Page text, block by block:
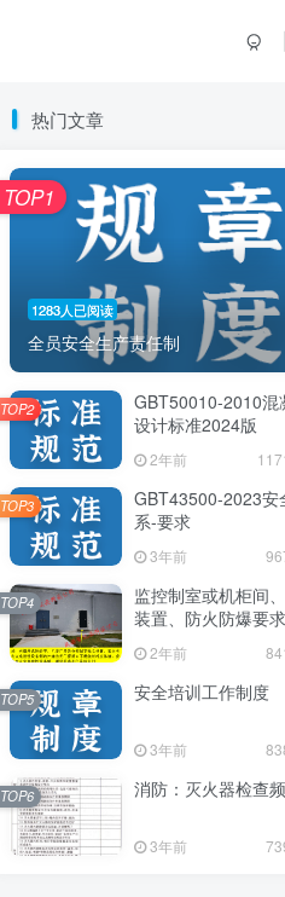
热门文章
1283人已阅读
全员安全生产责任制
TOP1
GBT50010-2010混
设计标准2024版
2年前
TOP2
GBT43500-2023安
系-要求
3年前
TOP3
监控制室或机柜间
装置、防火防爆要求
2年前
TOP4
安全培训工作制度
3年前
TOP5
消防：灭火器检查
3年前
TOP6
热门文章
1283人已阅读
全员安全生产责任制
TOP1
GBT50010-2010混
设计标准2024版
2年前
TOP2
GBT43500-2023安
系-要求
3年前
TOP3
监控制室或机柜间
装置、防火防爆要求
2年前
TOP4
安全培训工作制度
3年前
TOP5
消防：灭火器检查
3年前
TOP6